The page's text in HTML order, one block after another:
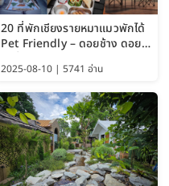
20 ที่พักเชียงรายหมาแมวพักได้
Pet Friendly – ดอยช้าง ดอย
2025-08-10 | 5741 อ่าน